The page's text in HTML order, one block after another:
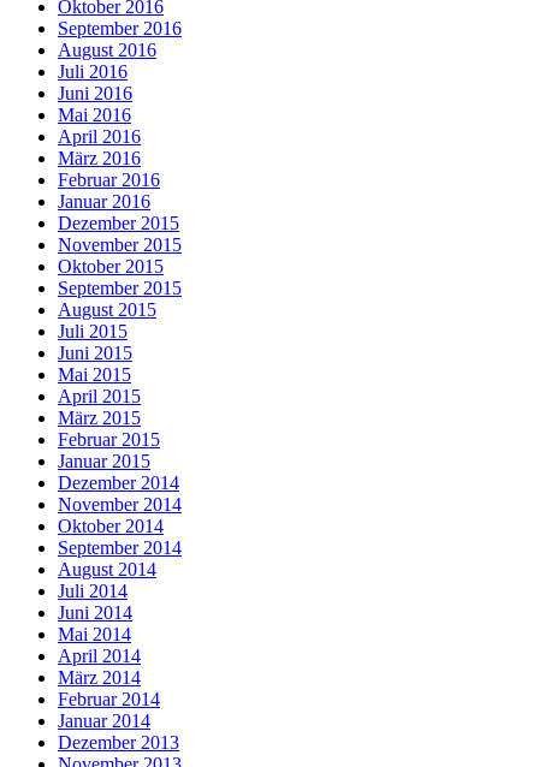
Oktober 2016
September 2016
August 2016
Juli 2016
Juni 2016
Mai 2016
April 2016
März 2016
Februar 2016
Januar 2016
Dezember 2015
November 2015
Oktober 2015
September 2015
August 2015
Juli 2015
Juni 2015
Mai 2015
April 2015
März 2015
Februar 2015
Januar 2015
Dezember 2014
November 2014
Oktober 2014
September 2014
August 2014
Juli 2014
Juni 2014
Mai 2014
April 2014
März 2014
Februar 2014
Januar 2014
Dezember 2013